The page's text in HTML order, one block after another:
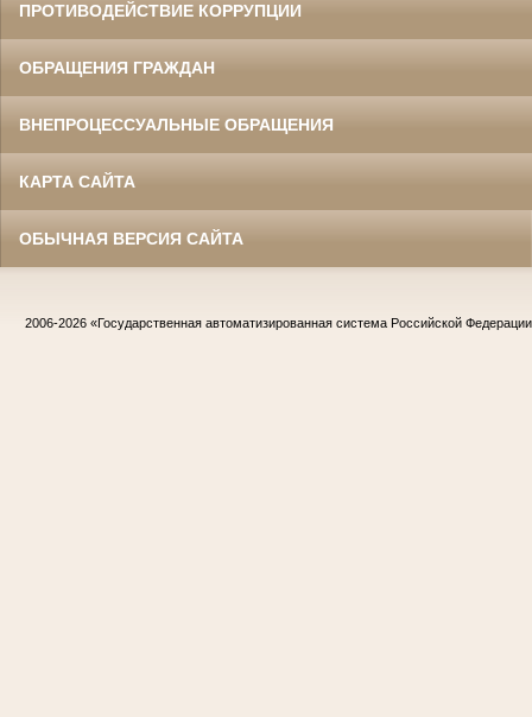
ПРОТИВОДЕЙСТВИЕ КОРРУПЦИИ
ОБРАЩЕНИЯ ГРАЖДАН
ВНЕПРОЦЕССУАЛЬНЫЕ ОБРАЩЕНИЯ
КАРТА САЙТА
ОБЫЧНАЯ ВЕРСИЯ САЙТА
2006-2026 «Государственная автоматизированная система Российской